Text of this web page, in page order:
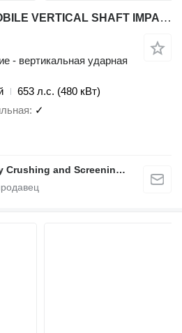
Fabo 300TPH SEMI-MOBILE VERTICAL SHAFT IMPACT CRUSHING PLANT
- вертикальная ударная
653 л.с. (480 кВт)
✓
FABO Mobile & Stationary Crushing and Screening Plants | Concrete Batching Plants Manufacturer